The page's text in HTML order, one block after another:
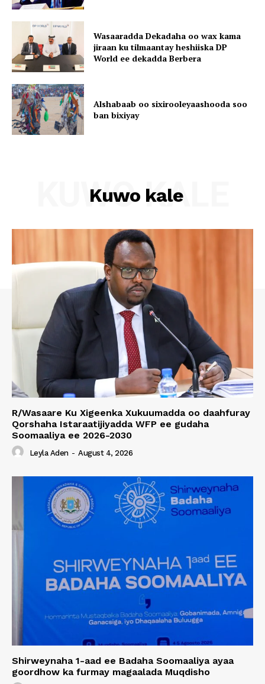
Wasaaradda Dekadaha oo wax kama
jiraan ku tilmaantay heshiiska DP
World ee dekadda Berbera
Alshabaab oo sixirooleyaashooda soo
ban bixiyay
Kuwo kale
KUWO KALE
R/Wasaare Ku Xigeenka Xukuumadda oo daahfuray
Qorshaha Istaraatijiyadda WFP ee gudaha
Soomaaliya ee 2026-2030
Leyla Aden - August 4, 2026
Shirweynaha 1-aad ee Badaha Soomaaliya ayaa
goordhow ka furmay magaalada Muqdisho